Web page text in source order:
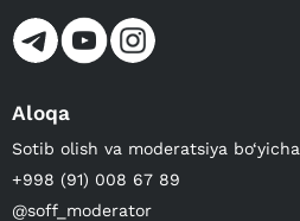
Aloqa
Sotib olish va moderatsiya bo‘yicha
+998 (91) 008 67 89
@soff_moderator